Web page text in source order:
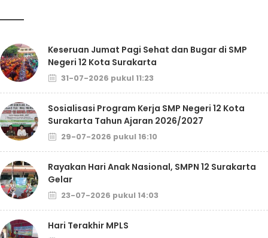
Keseruan Jumat Pagi Sehat dan Bugar di SMP
Negeri 12 Kota Surakarta
31-07-2026 pukul 11:23
Sosialisasi Program Kerja SMP Negeri 12 Kota
Surakarta Tahun Ajaran 2026/2027
29-07-2026 pukul 16:10
Rayakan Hari Anak Nasional, SMPN 12 Surakarta
Gelar
23-07-2026 pukul 14:03
Hari Terakhir MPLS